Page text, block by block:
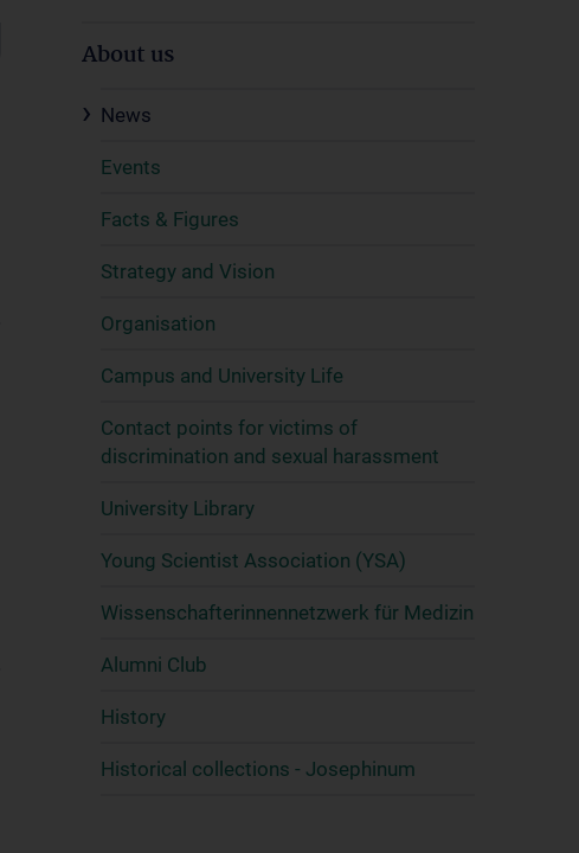
About us
News
Events
Facts & Figures
Strategy and Vision
Organisation
Campus and University Life
Contact points for victims of
discrimination and sexual harassment
University Library
Young Scientist Association (YSA)
Wissenschafter­innennetzwerk für Medizin
Alumni Club
History
Historical collections - Josephinum